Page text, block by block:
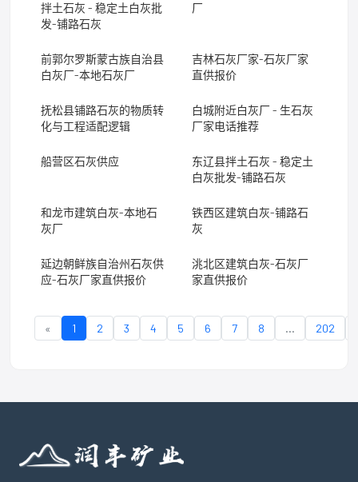
拌土石灰 - 稳定土白灰批
发-铺路石灰
厂
前郭尔罗斯蒙古族自治县
白灰厂-本地石灰厂
吉林石灰厂家-石灰厂家
直供报价
抚松县铺路石灰的物质转
化与工程适配逻辑
白城附近白灰厂 - 生石灰
厂家电话推荐
船营区石灰供应
东辽县拌土石灰 - 稳定土
白灰批发-铺路石灰
和龙市建筑白灰-本地石
灰厂
铁西区建筑白灰-铺路石
灰
延边朝鲜族自治州石灰供
应-石灰厂家直供报价
洮北区建筑白灰-石灰厂
家直供报价
« 1 2 3 4 5 6 7 8 ... 202